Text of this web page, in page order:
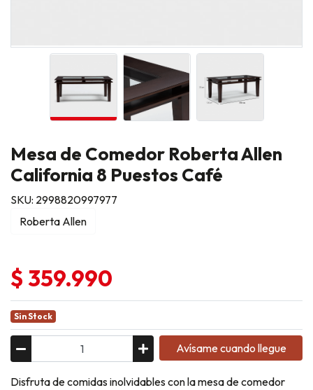
Mesa de Comedor Roberta Allen
California 8 Puestos Café
SKU: 2998820997977
Roberta Allen
$ 359.990
Sin Stock
Avísame cuando llegue
Disfruta de comidas inolvidables con la mesa de comedor